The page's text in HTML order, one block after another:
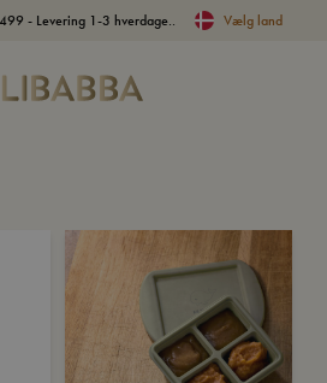
- Levering 1-3 hverdage.. Vælg land